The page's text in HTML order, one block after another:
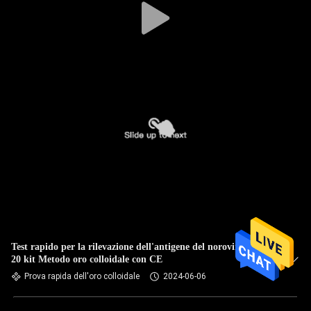
Test rapido per la rilevazione dell'antigene del norovirus con
20 kit Metodo oro colloidale con CE
Prova rapida dell'oro colloidale 2024-06-06